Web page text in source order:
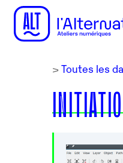
> Toutes les